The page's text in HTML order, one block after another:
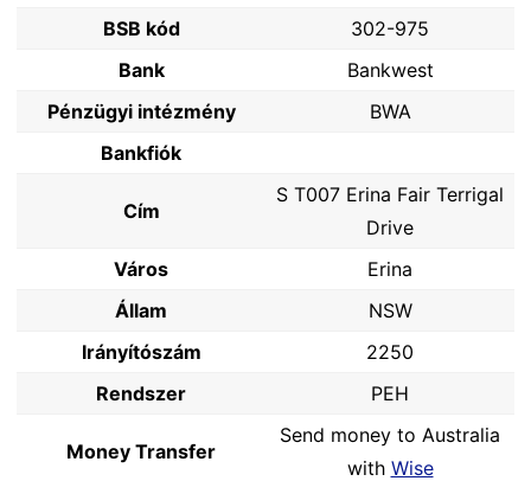
BSB kód
302-975
Bank
Bankwest
Pénzügyi intézmény
BWA
Bankfiók
Cím
S T007 Erina Fair Terrigal
Drive
Város
Erina
Állam
NSW
Irányítószám
2250
Rendszer
PEH
Money Transfer
Send money to Australia
with Wise